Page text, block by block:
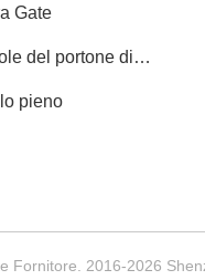
Gate
del portone di
pieno
Fornitore. 2016-2026